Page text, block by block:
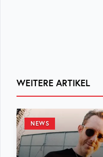
WEITERE ARTIKEL
NEWS